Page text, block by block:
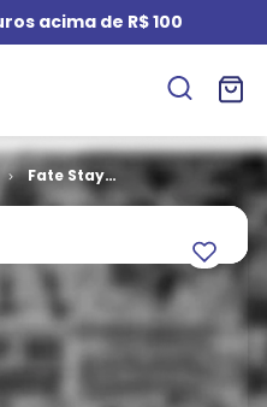
acima de R$ 100
Fate Stay
Night # 17